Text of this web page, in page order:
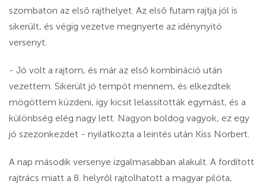
szombaton az első rajthelyet. Az első futam rajtja jól is
sikerült, és végig vezetve megnyerte az idénynyitó
versenyt.
- Jó volt a rajtom, és már az első kombináció után
vezettem. Sikerült jó tempót mennem, és elkezdtek
mögöttem küzdeni, így kicsit lelassították egymást, és a
különbség elég nagy lett. Nagyon boldog vagyok, ez egy
jó szezonkezdet - nyilatkozta a leintés után Kiss Norbert.
A nap második versenye izgalmasabban alakult. A fordított
rajtrács miatt a 8. helyről rajtolhatott a magyar pilóta,